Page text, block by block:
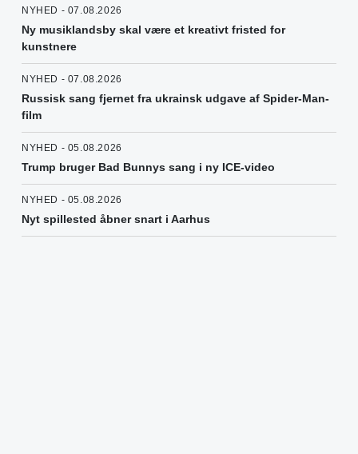
NYHED - 07.08.2026
Ny musiklandsby skal være et kreativt fristed for
kunstnere
NYHED - 07.08.2026
Russisk sang fjernet fra ukrainsk udgave af Spider-Man-
film
NYHED - 05.08.2026
Trump bruger Bad Bunnys sang i ny ICE-video
NYHED - 05.08.2026
Nyt spillested åbner snart i Aarhus